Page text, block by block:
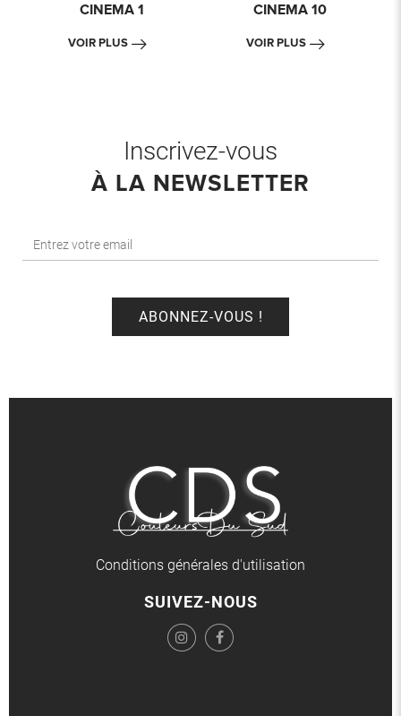
CINEMA 1
VOIR PLUS
CINEMA 10
VOIR PLUS
Inscrivez-vous
À LA NEWSLETTER
Conditions générales d'utilisation
SUIVEZ-NOUS